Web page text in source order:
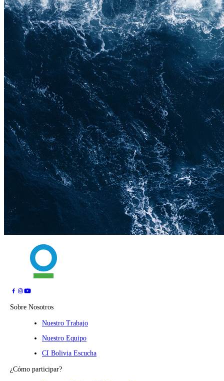
Sobre Nosotros
Nuestro Trabajo
Nuestro Equipo
CI Bolivia Escucha
¿Cómo participar?